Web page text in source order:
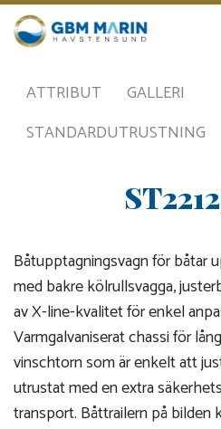
ATTRIBUT
GALLERI
STANDARDUTRUSTNING
Båtupptagningsvagn för båtar
med bakre kölrullsvagga,
av X-line-kvalitet för enkel
Varmgalvaniserat chassi för
vinschtorn som är enkelt att
utrustat med en extra
transport. Båttrailern på bilden